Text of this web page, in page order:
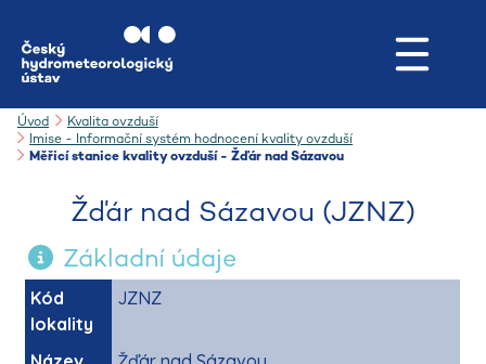
Úvod
Kvalita ovzduší
Imise - Informační systém hodnocení kvality ovzduší
Měřicí stanice kvality ovzduší - Žďár nad Sázavou
Žďár nad Sázavou (JZNZ)
Základní údaje
Kód
lokality
JZNZ